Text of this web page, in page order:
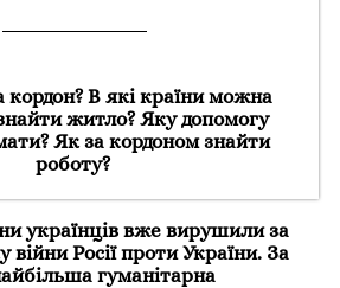
кордон? В які країни можна
житло? Яку допомогу
Як за кордоном знайти
роботу?
українців вже вирушили за
війни Росії проти України. За
гуманітарна